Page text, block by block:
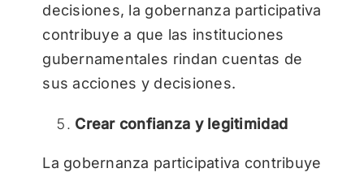
decisiones, la gobernanza participativa
contribuye a que las instituciones
gubernamentales rindan cuentas de
sus acciones y decisiones.
Crear confianza y legitimidad
La gobernanza participativa contribuye